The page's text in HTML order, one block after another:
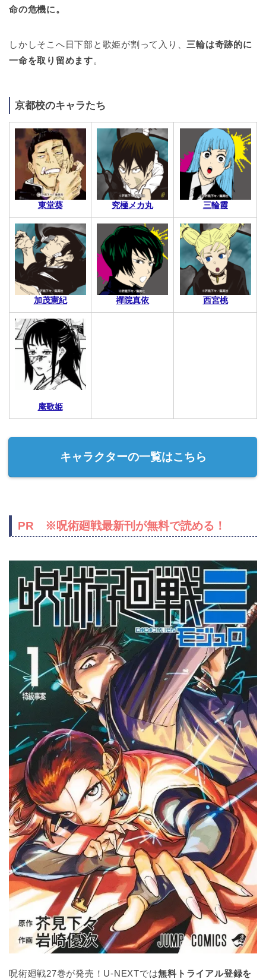
命の危機に。
しかしそこへ日下部と歌姫が割って入り、 三輪は奇跡的に
一命を取り留めます。
京都校のキャラたち
東堂葵 究極メカ丸 三輪霞
加茂憲紀 禪院真依 西宮桃
庵歌姫
キャラクターの一覧はこちら
PR ※呪術廻戦最新刊が無料で読める！
呪術廻戦27巻が発売！U-NEXTでは無料トライアル登録を